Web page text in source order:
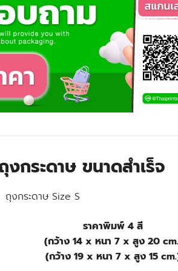
กระดาษ ขนาดสำเร็จ
ถุงกระดาษ Size S
ราคาพิมพ์ 4 สี
(กว้าง 14 x หนา 7 x สูง 20
(กว้าง 19 x หนา 7 x สูง 15